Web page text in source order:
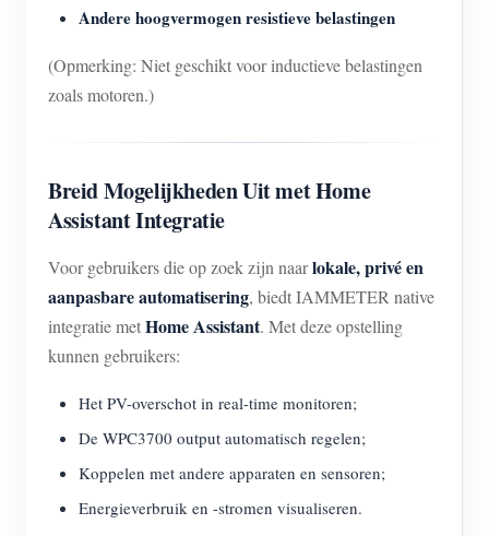
Andere hoogvermogen resistieve belastingen
(Opmerking: Niet geschikt voor inductieve belastingen
zoals motoren.)
Breid Mogelijkheden Uit met Home
Assistant Integratie
Voor gebruikers die op zoek zijn naarlokale, privé en
aanpasbare automatisering, biedt IAMMETER native
integratie metHome Assistant. Met deze opstelling
kunnen gebruikers:
Het PV-overschot in real-time monitoren;
De WPC3700 output automatisch regelen;
Koppelen met andere apparaten en sensoren;
Energieverbruik en -stromen visualiseren.